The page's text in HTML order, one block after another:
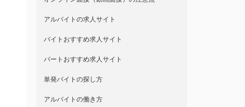
アルバイトの求人サイト
バイトおすすめ求人サイト
パートおすすめ求人サイト
単発バイトの探し方
アルバイトの働き方